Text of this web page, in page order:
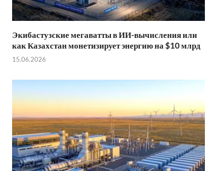
Экибастузские мегаватты в ИИ-вычисления или
как Казахстан монетизирует энергию на $10 млрд
15.06.2026